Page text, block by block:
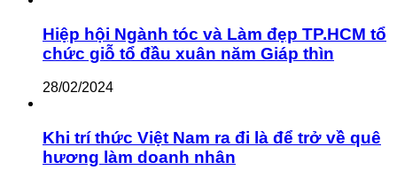
Hiệp hội Ngành tóc và Làm đẹp TP.HCM tổ
chức giỗ tổ đầu xuân năm Giáp thìn
28/02/2024
Khi trí thức Việt Nam ra đi là để trở về quê
hương làm doanh nhân